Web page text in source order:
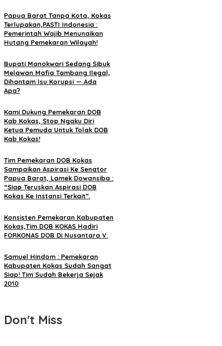
Papua Barat Tanpa Kota, Kokas
Terlupakan,PASTI Indonesia :
Pemerintah Wajib Menunaikan
Hutang Pemekaran Wilayah!
Bupati Manokwari Sedang Sibuk
Melawan Mafia Tambang Ilegal,
Dihantam Isu Korupsi — Ada
Apa?
Kami Dukung Pemekaran DOB
Kab Kokas, Stop Ngaku Diri
Ketua Pemuda Untuk Tolak DOB
Kab Kokas!
Tim Pemekaran DOB Kokas
Sampaikan Aspirasi Ke Senator
Papua Barat, Lamek Dowansiba :
“Siap Teruskan Aspirasi DOB
Kokas Ke Instansi Terkait”.
Konsisten Pemekaran Kabupaten
Kokas,Tim DOB KOKAS Hadiri
FORKONAS DOB Di Nusantara V.
Samuel Hindom : Pemekaran
Kabupaten Kokas Sudah Sangat
Siap! Tim Sudah Bekerja Sejak
2010
Don't Miss